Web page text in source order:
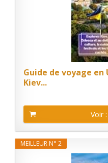
Guide de voyage en
Kiev...
Voir
MEILLEUR N° 2